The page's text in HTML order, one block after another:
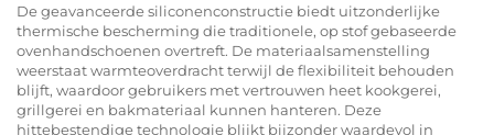
De geavanceerde siliconenconstructie biedt uitzonderlijke
thermische bescherming die traditionele, op stof gebaseerde
ovenhandschoenen overtreft. De materiaalsamenstelling
weerstaat warmteoverdracht terwijl de flexibiliteit behouden
blijft, waardoor gebruikers met vertrouwen heet kookgerei,
grillgerei en bakmateriaal kunnen hanteren. Deze
hittebestendige technologie blijkt bijzonder waardevol in